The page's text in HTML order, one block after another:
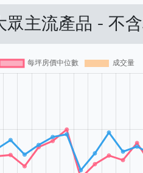
主流產品 - 不